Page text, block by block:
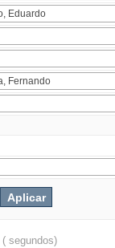
( segundos)